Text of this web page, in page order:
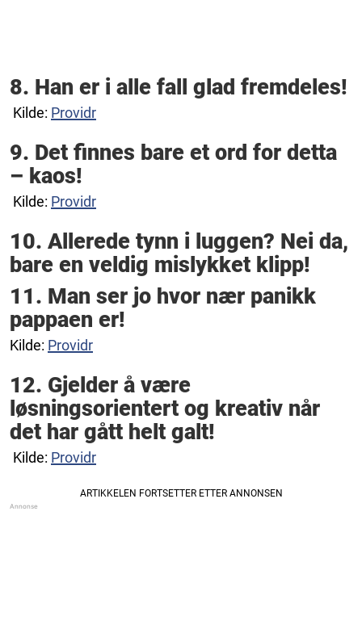
8. Han er i alle fall glad fremdeles!
Kilde: Providr
9. Det finnes bare et ord for detta
– kaos!
Kilde: Providr
10. Allerede tynn i luggen? Nei da,
bare en veldig mislykket klipp!
11. Man ser jo hvor nær panikk
pappaen er!
Kilde: Providr
12. Gjelder å være
løsningsorientert og kreativ når
det har gått helt galt!
Kilde: Providr